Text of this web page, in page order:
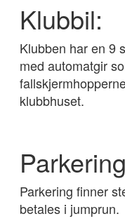
Klubbil:
Klubben har en 9
med automatgir
klubbhuset.
Parkering finner
betales i jumprun.